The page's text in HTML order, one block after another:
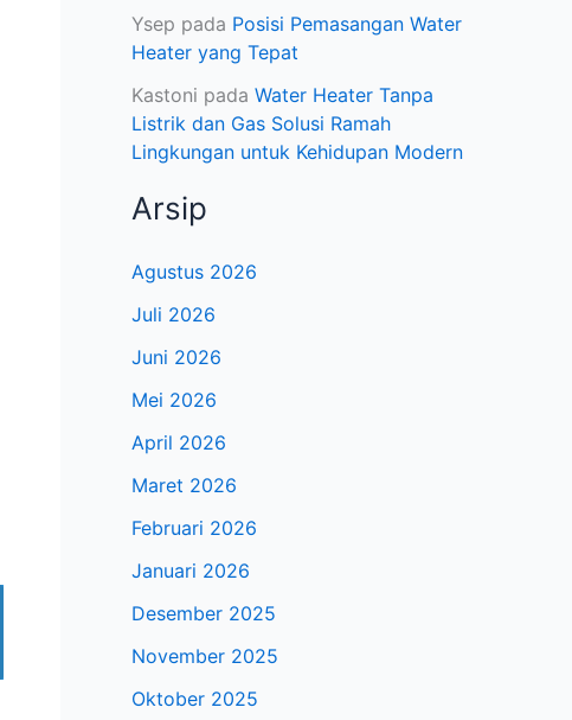
Ysep pada Posisi Pemasangan Water
Heater yang Tepat
Kastoni pada Water Heater Tanpa
Listrik dan Gas Solusi Ramah
Lingkungan untuk Kehidupan Modern
Arsip
Agustus 2026
Juli 2026
Juni 2026
Mei 2026
April 2026
Maret 2026
Februari 2026
Januari 2026
Desember 2025
November 2025
Oktober 2025